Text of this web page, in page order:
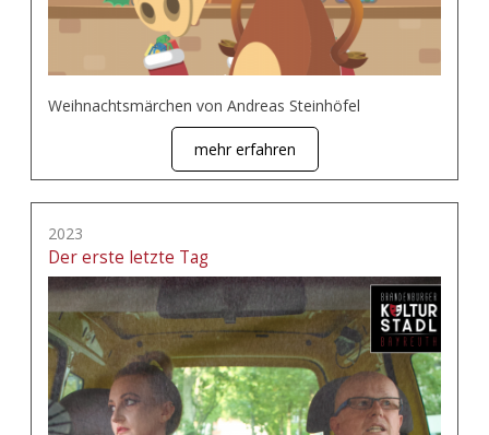
Weihnachtsmärchen von Andreas Steinhöfel
mehr erfahren
2023
Der erste letzte Tag